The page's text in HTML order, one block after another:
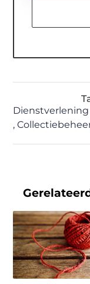
Dienstverlening
,